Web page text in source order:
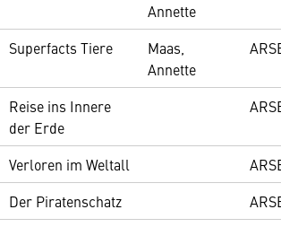
Annette
Superfacts Tiere
Maas,
Annette
Reise ins Innere
der Erde
Verloren im Weltall
Der Piratenschatz